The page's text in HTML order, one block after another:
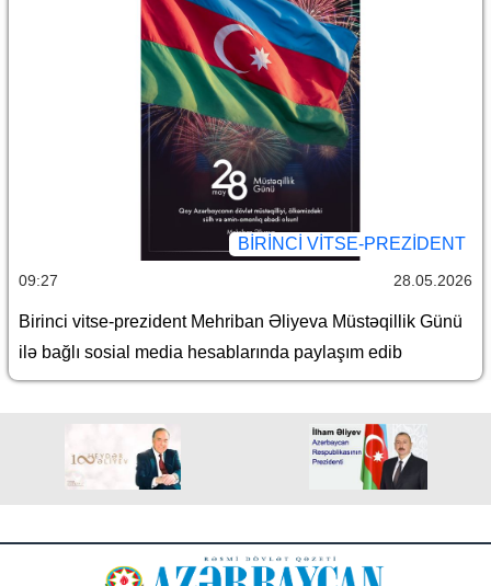
BIRINCI VITSE-PREZIDENT
09:27 28.05.2026
Birinci vitse-prezident Mehriban Əliyeva Müstəqillik Günü
ilə bağlı sosial media hesablarında paylaşım edib